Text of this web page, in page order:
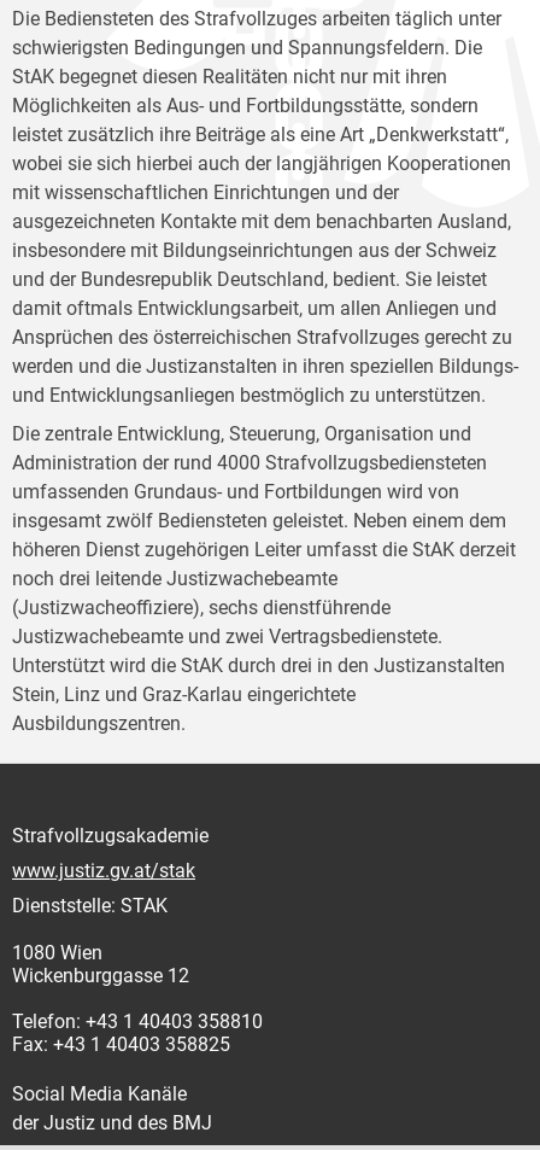
Die Bediensteten des Strafvollzuges arbeiten täglich unter
schwierigsten Bedingungen und Spannungsfeldern. Die
StAK begegnet diesen Realitäten nicht nur mit ihren
Möglichkeiten als Aus- und Fortbildungsstätte, sondern
leistet zusätzlich ihre Beiträge als eine Art „Denkwerkstatt“,
wobei sie sich hierbei auch der langjährigen Kooperationen
mit wissenschaftlichen Einrichtungen und der
ausgezeichneten Kontakte mit dem benachbarten Ausland,
insbesondere mit Bildungseinrichtungen aus der Schweiz
und der Bundesrepublik Deutschland, bedient. Sie leistet
damit oftmals Entwicklungsarbeit, um allen Anliegen und
Ansprüchen des österreichischen Strafvollzuges gerecht zu
werden und die Justizanstalten in ihren speziellen Bildungs-
und Entwicklungsanliegen bestmöglich zu unterstützen.
Die zentrale Entwicklung, Steuerung, Organisation und
Administration der rund 4000 Strafvollzugsbediensteten
umfassenden Grundaus- und Fortbildungen wird von
insgesamt zwölf Bediensteten geleistet. Neben einem dem
höheren Dienst zugehörigen Leiter umfasst die StAK derzeit
noch drei leitende Justizwachebeamte
(Justizwacheoffiziere), sechs dienstführende
Justizwachebeamte und zwei Vertragsbedienstete.
Unterstützt wird die StAK durch drei in den Justizanstalten
Stein, Linz und Graz-Karlau eingerichtete
Ausbildungszentren.
Strafvollzugsakademie
www.justiz.gv.at/stak
Dienststelle: STAK
1080 Wien
Wickenburggasse 12
Telefon: +43 1 40403 358810
Fax: +43 1 40403 358825
Social Media Kanäle
der Justiz und des BMJ